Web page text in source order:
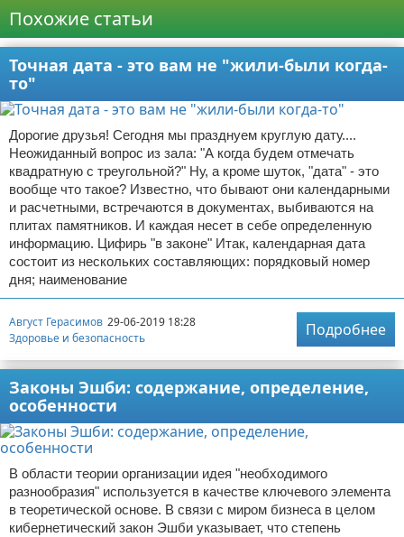
Похожие статьи
Точная дата - это вам не "жили-были когда-
то"
Дорогие друзья! Сегодня мы празднуем круглую дату....
Неожиданный вопрос из зала: "А когда будем отмечать
квадратную с треугольной?" Ну, а кроме шуток, "дата" - это
вообще что такое? Известно, что бывают они календарными
и расчетными, встречаются в документах, выбиваются на
плитах памятников. И каждая несет в себе определенную
информацию. Цифирь "в законе" Итак, календарная дата
состоит из нескольких составляющих: порядковый номер
дня; наименование
Август Герасимов 29-06-2019 18:28
Здоровье и безопасность
Подробнее
Законы Эшби: содержание, определение,
особенности
В области теории организации идея "необходимого
разнообразия" используется в качестве ключевого элемента
в теоретической основе. В связи с миром бизнеса в целом
кибернетический закон Эшби указывает, что степень